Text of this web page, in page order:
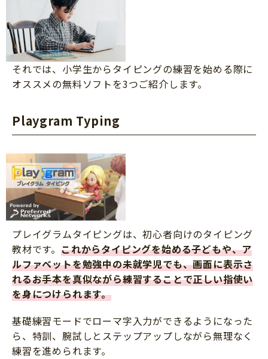
それでは、小学生からタイピングの練習を始める際に
オススメの無料ソフトを3つご紹介します。
Playgram Typing
プレイグラムタイピングは、初心者向けのタイピング
教材です。 これからタイピングを始める子どもや、ア
ルファベットを勉強中の未就学児でも、画面に表示さ
れるお手本を真似ながら練習することで正しい指使い
を身につけられます。
基礎練習モードでローマ字入力ができるようになった
ら、特訓、腕試しとステップアップしながら無理なく
練習を進められます。